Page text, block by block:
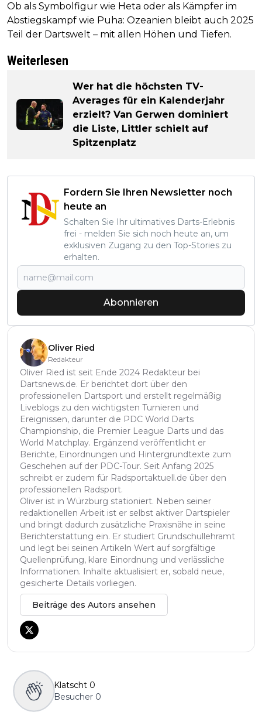
Ob als Symbolfigur wie Heta oder als Kämpfer im
Abstiegskampf wie Puha: Ozeanien bleibt auch 2025
Teil der Dartswelt – mit allen Höhen und Tiefen.
Weiterlesen
Wer hat die höchsten TV-
Averages für ein Kalenderjahr
erzielt? Van Gerwen dominiert
die Liste, Littler schielt auf
Spitzenplatz
Fordern Sie Ihren Newsletter noch
heute an
Schalten Sie Ihr ultimatives Darts-Erlebnis
frei - melden Sie sich noch heute an, um
exklusiven Zugang zu den Top-Stories zu
erhalten.
Abonnieren
Oliver Ried
Redakteur
Oliver Ried ist seit Ende 2024 Redakteur bei
Dartsnews.de. Er berichtet dort über den
professionellen Dartsport und erstellt regelmäßig
Liveblogs zu den wichtigsten Turnieren und
Ereignissen, darunter die PDC World Darts
Championship, die Premier League Darts und das
World Matchplay. Ergänzend veröffentlicht er
Berichte, Einordnungen und Hintergrundtexte zum
Geschehen auf der PDC-Tour. Seit Anfang 2025
schreibt er zudem für Radsportaktuell.de über den
professionellen Radsport.
Oliver ist in Würzburg stationiert. Neben seiner
redaktionellen Arbeit ist er selbst aktiver Dartspieler
und bringt dadurch zusätzliche Praxisnähe in seine
Berichterstattung ein. Er studiert Grundschullehramt
und legt bei seinen Artikeln Wert auf sorgfältige
Quellenprüfung, klare Einordnung und verlässliche
Informationen. Inhalte aktualisiert er, sobald neue,
gesicherte Details vorliegen.
Beiträge des Autors ansehen
Klatscht 0
Besucher 0